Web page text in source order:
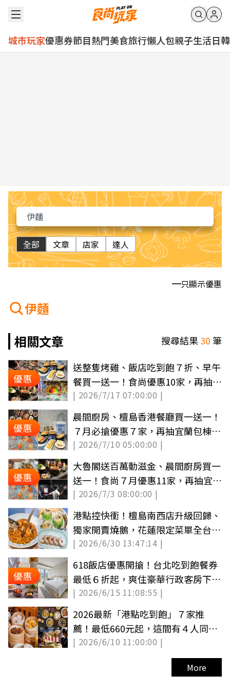
城市玩家優惠券節目熱門美食旅行懶人包親子生活日韓
全部 文章 店家 達人
只顯示優惠
伊麵
相關文章
搜尋結果30筆
優惠
送整隻烤雞、飯店吃到飽７折、早午
餐買一送一！食尚優惠10家，再抽日
式民宿（中獎公布）
| 2026/7/17 07:00:00 |
優惠
晨間廚房、檀島香港餐廳買一送一！
７月必搶優惠７家，再抽宜蘭包棟民
宿（中獎公布）
| 2026/7/10 05:00:00 |
優惠
大魯閣送百萬動滋金、晨間廚房買一
送一！食尚７月優惠11家，再抽宜蘭
民宿（中獎公布）
| 2026/7/3 08:00:00 |
港點控快衝！檀島南西店升級回歸、
獨家開賣燒鵝，花蓮限定菜單全台吃
得到
| 2026/6/30 13:47:14 |
優惠
618飯店優惠開搶！台北吃到飽餐券
最低６折起，爽住豪華行政客房下殺
33折
| 2026/6/15 11:08:55 |
2026最新「港點吃到飽」７家推
薦！最低660元起，這間有４人同行
１人免費
| 2026/6/10 11:00:00 |
More